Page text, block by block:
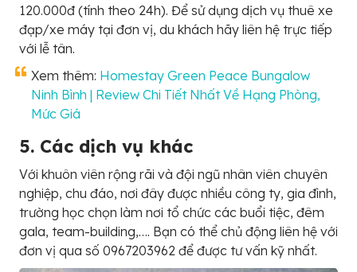
120.000đ (tính theo 24h). Để sử dụng dịch vụ thuê xe
đạp/xe máy tại đơn vị, du khách hãy liên hệ trực tiếp
với lễ tân.
Xem thêm: Homestay Green Peace Bungalow
Ninh Bình | Review Chi Tiết Nhất Về Hạng Phòng,
Mức Giá
5. Các dịch vụ khác
Với khuôn viên rộng rãi và đội ngũ nhân viên chuyên
nghiệp, chu đáo, nơi đây được nhiều công ty, gia đình,
trường học chọn làm nơi tổ chức các buổi tiệc, đêm
gala, team-building,…. Bạn có thể chủ động liên hệ với
đơn vị qua số 0967203962 để được tư vấn kỹ nhất.